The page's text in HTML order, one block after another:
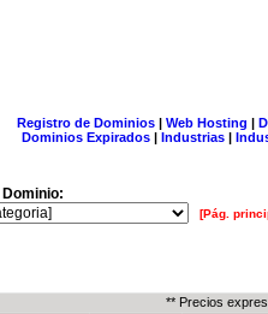
Registro de Dominios| Web Hosting |
Dominios Expirados | Industrias |
[Pág.
** Precios